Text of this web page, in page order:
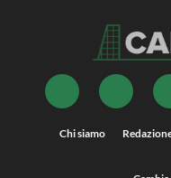
Chi siamo